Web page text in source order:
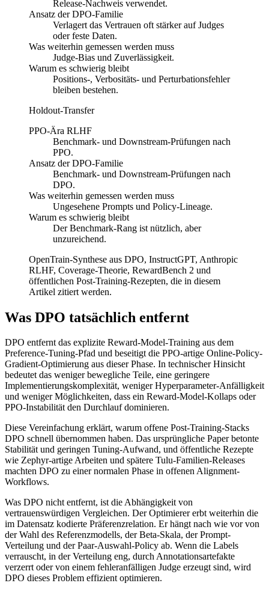
Release-Nachweis verwendet.
Ansatz der DPO-Familie
Verlagert das Vertrauen oft stärker auf Judges
oder feste Daten.
Was weiterhin gemessen werden muss
Judge-Bias und Zuverlässigkeit.
Warum es schwierig bleibt
Positions-, Verbositäts- und Perturbationsfehler
bleiben bestehen.
Holdout-Transfer
PPO-Ära RLHF
Benchmark- und Downstream-Prüfungen nach
PPO.
Ansatz der DPO-Familie
Benchmark- und Downstream-Prüfungen nach
DPO.
Was weiterhin gemessen werden muss
Ungesehene Prompts und Policy-Lineage.
Warum es schwierig bleibt
Der Benchmark-Rang ist nützlich, aber
unzureichend.
OpenTrain-Synthese aus DPO, InstructGPT, Anthropic
RLHF, Coverage-Theorie, RewardBench 2 und
öffentlichen Post-Training-Rezepten, die in diesem
Artikel zitiert werden.
Was DPO tatsächlich entfernt
DPO entfernt das explizite Reward-Model-Training aus dem
Preference-Tuning-Pfad und beseitigt die PPO-artige Online-Policy-
Gradient-Optimierung aus dieser Phase. In technischer Hinsicht
bedeutet das weniger bewegliche Teile, eine geringere
Implementierungskomplexität, weniger Hyperparameter-Anfälligkeit
und weniger Möglichkeiten, dass ein Reward-Model-Kollaps oder
PPO-Instabilität den Durchlauf dominieren.
Diese Vereinfachung erklärt, warum offene Post-Training-Stacks
DPO schnell übernommen haben. Das ursprüngliche Paper betonte
Stabilität und geringen Tuning-Aufwand, und öffentliche Rezepte
wie Zephyr-artige Arbeiten und spätere Tulu-Familien-Releases
machten DPO zu einer normalen Phase in offenen Alignment-
Workflows.
Was DPO nicht entfernt, ist die Abhängigkeit von
vertrauenswürdigen Vergleichen. Der Optimierer erbt weiterhin die
im Datensatz kodierte Präferenzrelation. Er hängt nach wie vor von
der Wahl des Referenzmodells, der Beta-Skala, der Prompt-
Verteilung und der Paar-Auswahl-Policy ab. Wenn die Labels
verrauscht, in der Verteilung eng, durch Annotationsartefakte
verzerrt oder von einem fehleranfälligen Judge erzeugt sind, wird
DPO dieses Problem effizient optimieren.